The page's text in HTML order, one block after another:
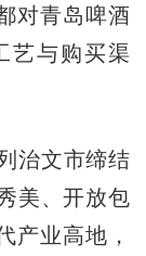
对青岛啤酒
艺与购买渠
治文市缔结
美、开放包
产业高地，